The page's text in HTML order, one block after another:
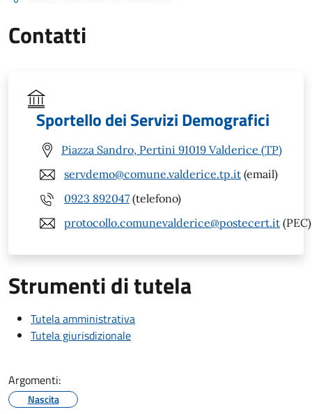
Contatti
Sportello dei Servizi Demografici
Piazza Sandro, Pertini 91019 Valderice (TP)
servdemo@comune.valderice.tp.it (email)
0923 892047 (telefono)
protocollo.comunevalderice@postecert.it (PEC)
Strumenti di tutela
Tutela amministrativa
Tutela giurisdizionale
Argomenti:
Nascita